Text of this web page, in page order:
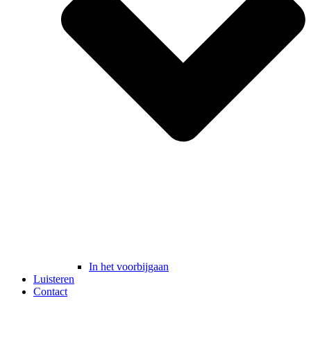
In het voorbijgaan
Luisteren
Contact